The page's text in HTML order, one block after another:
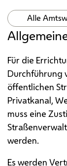
Alle
Für die
Durchführung
öffentlichen
Privatkanal,
muss eine
werden.
Es werden